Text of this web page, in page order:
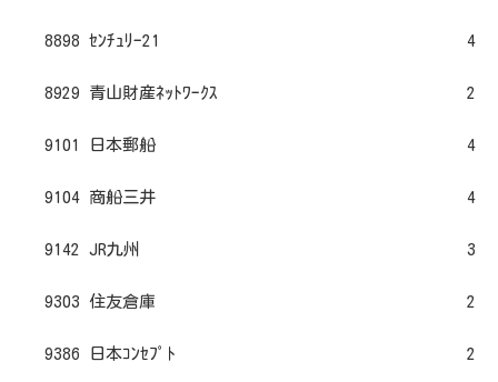
8898 ｾﾝﾁｭﾘｰ21 4
8929 青山財産ﾈｯﾄﾜｰｸｽ 2
9101 日本郵船 4
9104 商船三井 4
9142 JR九州 3
9303 住友倉庫 2
9386 日本ｺﾝｾﾌﾟﾄ 2